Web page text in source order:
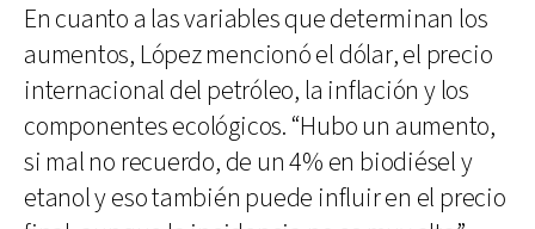
En cuanto a las variables que determinan los
aumentos, López mencionó el dólar, el precio
internacional del petróleo, la inflación y los
componentes ecológicos. “Hubo un aumento,
si mal no recuerdo, de un 4% en biodiésel y
etanol y eso también puede influir en el precio